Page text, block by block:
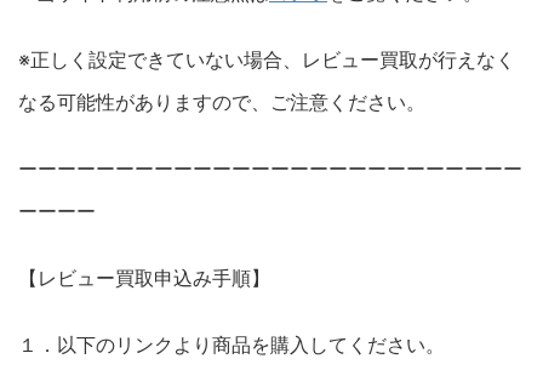
※正しく設定できていない場合、レビュー買取が行えなく
なる可能性がありますので、ご注意ください。
ーーーーーーーーーーーーーーーーーーーーーーーーーー
ーーーー
【レビュー買取申込み手順】
１．以下のリンクより商品を購入してください。